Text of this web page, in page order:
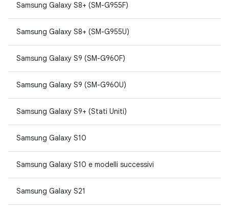
Samsung Galaxy S8+ (SM-G955F)
Samsung Galaxy S8+ (SM-G955U)
Samsung Galaxy S9 (SM-G960F)
Samsung Galaxy S9 (SM-G960U)
Samsung Galaxy S9+ (Stati Uniti)
Samsung Galaxy S10
Samsung Galaxy S10 e modelli successivi
Samsung Galaxy S21